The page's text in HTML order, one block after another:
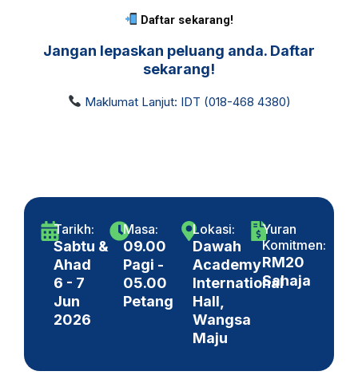
Daftar sekarang!
Jangan lepaskan peluang anda. Daftar
sekarang!
Maklumat Lanjut: IDT (018-468 4380)
Tarikh:
Sabtu &
Ahad
6 - 7
Jun
2026
Masa:
09.00
Pagi -
05.00
Petang
Lokasi:
Dawah
Academy
International
Hall,
Wangsa
Maju
Yuran
Komitmen:
RM20
Sahaja